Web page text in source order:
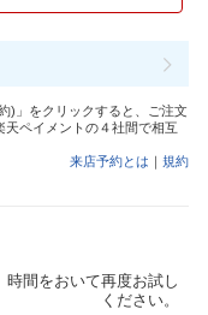
)」をクリックすると、ご注文
ペイメントの４社間で相互
来店予約とは ｜ 規約
間をおいて再度お試し
ください。